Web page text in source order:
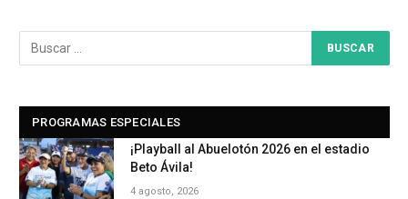
PROGRAMAS ESPECIALES
¡Playball al Abuelotón 2026 en el estadio
Beto Ávila!
4 agosto, 2026